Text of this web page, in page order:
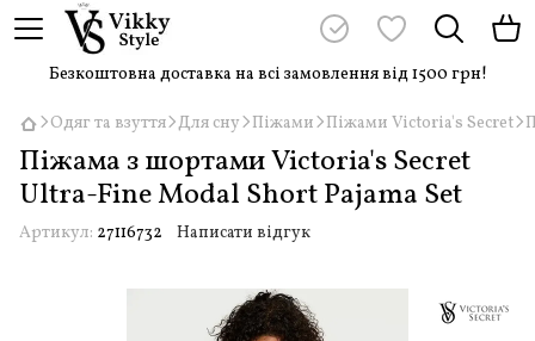
Безкоштовна доставка на всі замовлення від 1500 грн!
Одяг та взуття Для сну Піжами Піжами Victoria's Secret
Піжама з шортами Victoria's Secret
Ultra-Fine Modal Short Pajama Set
Артикул: 27116732 Написати відгук